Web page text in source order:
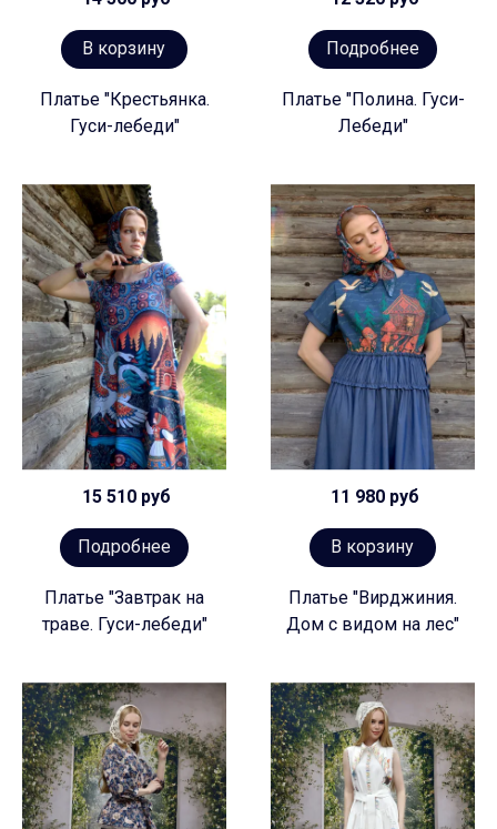
В корзину
Платье "Крестьянка.
Гуси-лебеди"
Подробнее
Платье "Полина. Гуси-
Лебеди"
15 510 руб
Подробнее
Платье "Завтрак на
траве. Гуси-лебеди"
11 980 руб
В корзину
Платье "Вирджиния.
Дом с видом на лес"